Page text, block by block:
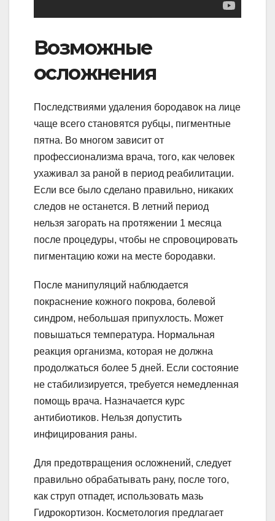
Возможные
осложнения
Последствиями удаления бородавок на лице
чаще всего становятся рубцы, пигментные
пятна. Во многом зависит от
профессионализма врача, того, как человек
ухаживал за раной в период реабилитации.
Если все было сделано правильно, никаких
следов не останется. В летний период
нельзя загорать на протяжении 1 месяца
после процедуры, чтобы не спровоцировать
пигментацию кожи на месте бородавки.
После манипуляций наблюдается
покраснение кожного покрова, болевой
синдром, небольшая припухлость. Может
повышаться температура. Нормальная
реакция организма, которая не должна
продолжаться более 5 дней. Если состояние
не стабилизируется, требуется немедленная
помощь врача. Назначается курс
антибиотиков. Нельзя допустить
инфицирования раны.
Для предотвращения осложнений, следует
правильно обрабатывать рану, после того,
как струп отпадет, использовать мазь
Гидрокортизон. Косметология предлагает